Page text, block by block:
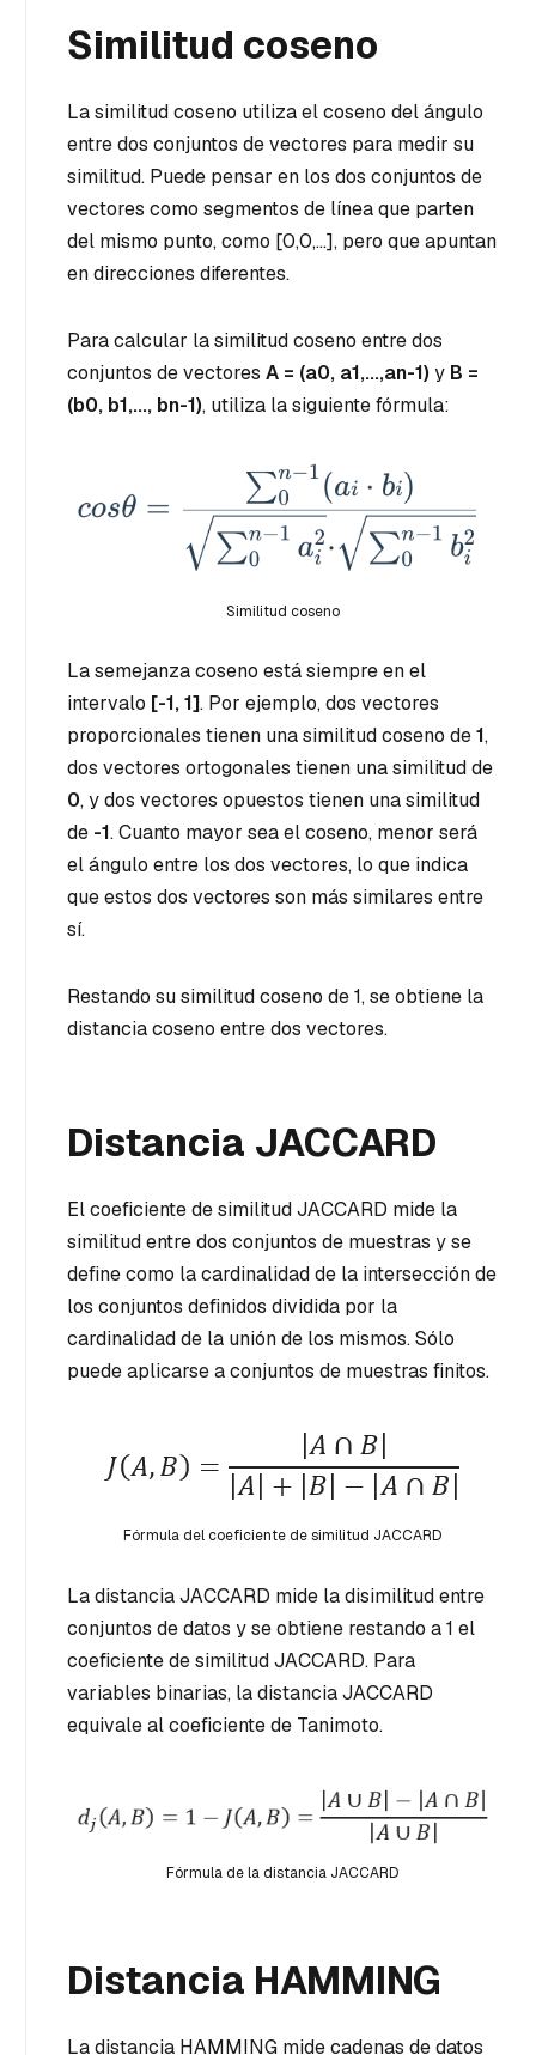
Similitud coseno
La similitud coseno utiliza el coseno del ángulo
entre dos conjuntos de vectores para medir su
similitud. Puede pensar en los dos conjuntos de
vectores como segmentos de línea que parten
del mismo punto, como [0,0,...], pero que apuntan
en direcciones diferentes.
Para calcular la similitud coseno entre dos
conjuntos de vectores A = (a0, a1,...,an-1) y B =
(b0, b1,..., bn-1), utiliza la siguiente fórmula:
Similitud coseno
La semejanza coseno está siempre en el
intervalo [-1, 1]. Por ejemplo, dos vectores
proporcionales tienen una similitud coseno de1,
dos vectores ortogonales tienen una similitud de
0, y dos vectores opuestos tienen una similitud
de -1. Cuanto mayor sea el coseno, menor será
el ángulo entre los dos vectores, lo que indica
que estos dos vectores son más similares entre
sí.
Restando su similitud coseno de 1, se obtiene la
distancia coseno entre dos vectores.
Distancia JACCARD
El coeficiente de similitud JACCARD mide la
similitud entre dos conjuntos de muestras y se
define como la cardinalidad de la intersección de
los conjuntos definidos dividida por la
cardinalidad de la unión de los mismos. Sólo
puede aplicarse a conjuntos de muestras finitos.
Fórmula del coeficiente de similitud JACCARD
La distancia JACCARD mide la disimilitud entre
conjuntos de datos y se obtiene restando a 1 el
coeficiente de similitud JACCARD. Para
variables binarias, la distancia JACCARD
equivale al coeficiente de Tanimoto.
Fórmula de la distancia JACCARD
Distancia HAMMING
La distancia HAMMING mide cadenas de datos